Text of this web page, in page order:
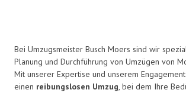
Bei Umzugsmeister Busch Moers sind wir
Planung und Durchführung von Umzügen von
Mit unserer Expertise und unserem
einen reibungslosen Umzug, bei dem Ihre